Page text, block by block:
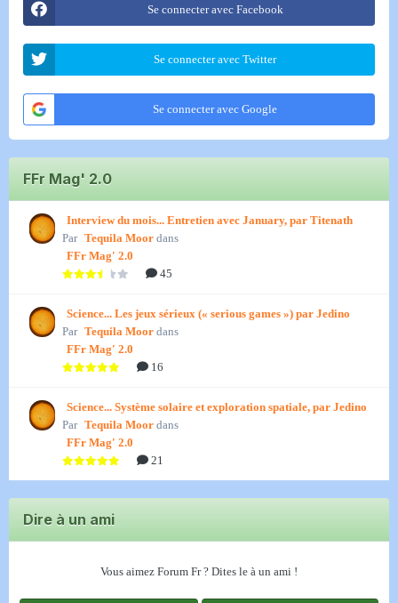
Se connecter avec Facebook
Se connecter avec Twitter
Se connecter avec Google
FFr Mag' 2.0
Interview du mois... Entretien avec January, par Titenath
Par Tequila Moor dans
FFr Mag' 2.0
45
Science... Les jeux sérieux (« serious games ») par Jedino
Par Tequila Moor dans
FFr Mag' 2.0
16
Science... Système solaire et exploration spatiale, par Jedino
Par Tequila Moor dans
FFr Mag' 2.0
21
Dire à un ami
Vous aimez Forum Fr ? Dites le à un ami !